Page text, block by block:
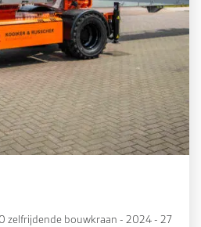
zelfrijdende bouwkraan - 2024 - 27